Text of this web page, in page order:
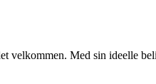
velkommen. Med sin ideelle